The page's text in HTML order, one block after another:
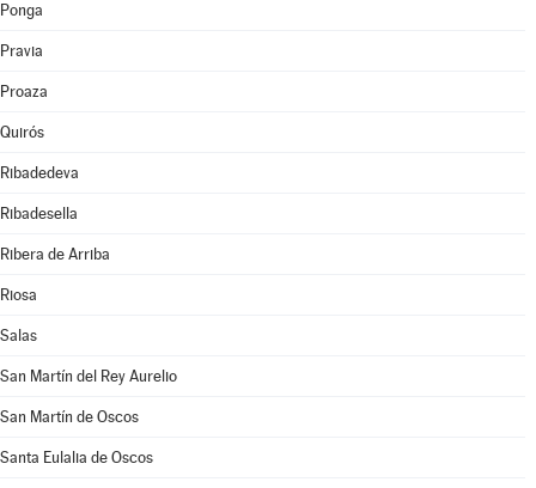
Ponga
Pravia
Proaza
Quirós
Ribadedeva
Ribadesella
Ribera de Arriba
Riosa
Salas
San Martín del Rey Aurelio
San Martín de Oscos
Santa Eulalia de Oscos